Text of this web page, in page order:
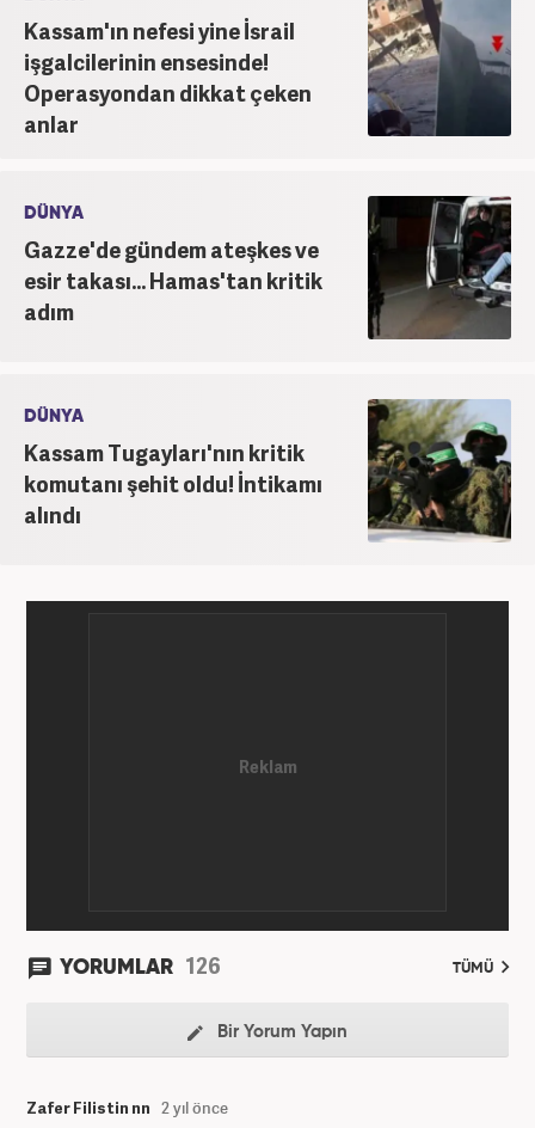
Kassam'ın nefesi yine İsrail
işgalcilerinin ensesinde!
Operasyondan dikkat çeken
anlar
DÜNYA
Gazze'de gündem ateşkes ve
esir takası... Hamas'tan kritik
adım
DÜNYA
Kassam Tugayları'nın kritik
komutanı şehit oldu! İntikamı
alındı
YORUMLAR 126 TÜMÜ
Bir Yorum Yapın
Zafer Filistin nn 2 yıl önce